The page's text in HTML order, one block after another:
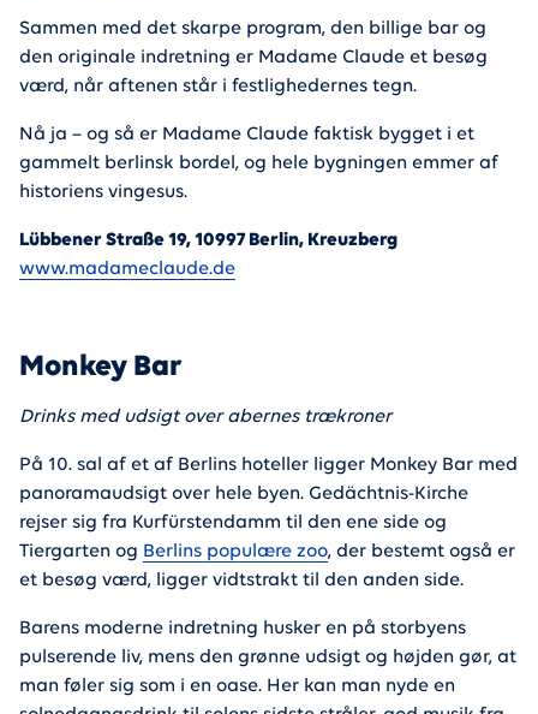
Sammen med det skarpe program, den billige bar og
den originale indretning er Madame Claude et besøg
værd, når aftenen står i festlighedernes tegn.
Nå ja – og så er Madame Claude faktisk bygget i et
gammelt berlinsk bordel, og hele bygningen emmer af
historiens vingesus.
Lübbener Straße 19, 10997 Berlin, Kreuzberg
www.madameclaude.de
Monkey Bar
Drinks med udsigt over abernes trækroner
På 10. sal af et af Berlins hoteller ligger Monkey Bar med
panoramaudsigt over hele byen. Gedächtnis-Kirche
rejser sig fra Kurfürstendamm til den ene side og
Tiergarten og Berlins populære zoo, der bestemt også er
et besøg værd, ligger vidtstrakt til den anden side.
Barens moderne indretning husker en på storbyens
pulserende liv, mens den grønne udsigt og højden gør, at
man føler sig som i en oase. Her kan man nyde en